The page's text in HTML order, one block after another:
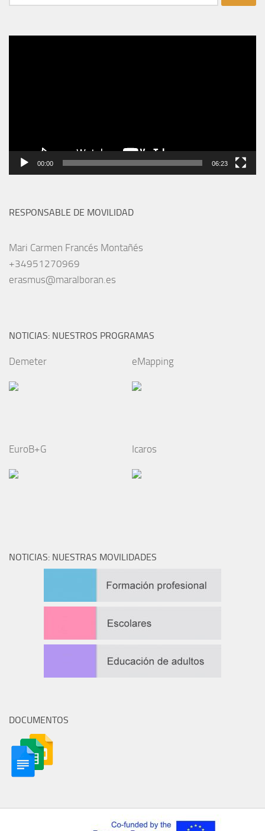
00:00 06:23
RESPONSABLE DE MOVILIDAD
Mari Carmen Francés Montañés
+34951270969
erasmus@maralboran.es
NOTICIAS: NUESTROS PROGRAMAS
Demeter eMapping
EuroB+G Icaros
NOTICIAS: NUESTRAS MOVILIDADES
DOCUMENTOS